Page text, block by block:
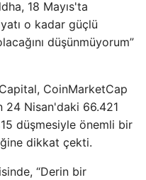
18 Mayıs'ta
o kadar güçlü
düşünmüyorum”
CoinMarketCap
24 Nisan'daki 66.421
düşmesiyle önemli bir
dikkat çekti.
“Derin bir